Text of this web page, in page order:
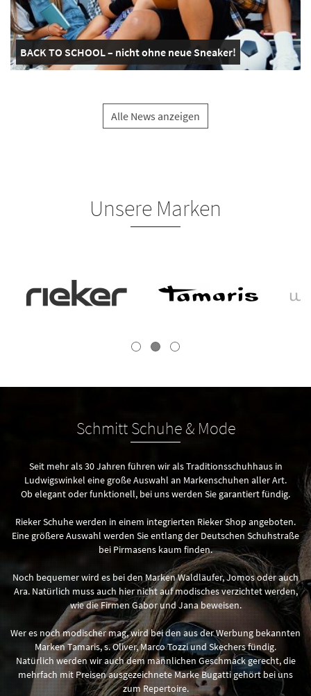
BACK TO SCHOOL – nicht ohne neue Sneaker!
Alle News anzeigen
Unsere Marken
Schmitt Schuhe & Mode
Seit mehr als 30 Jahren führen wir als Traditionsschuhhaus in
Ludwigswinkel eine große Auswahl an Markenschuhen aller Art.
Ob elegant oder funktionell, bei uns werden Sie garantiert fündig.
Rieker Schuhe werden in einem integrierten Rieker Shop angeboten.
Eine größere Auswahl werden Sie entlang der Deutschen Schuhstraße
bei Pirmasens kaum finden.
Noch bequemer wird es bei den Marken Waldläufer, Jomos oder auch
Ara. Natürlich muss auch hier nicht auf modisches verzichtet werden,
wie die Firmen Gabor und Jana beweisen.
Wer es noch modischer mag, wird bei den aus der Werbung bekannten
Marken Tamaris, s. Oliver, Marco Tozzi und Skechers fündig.
Natürlich werden wir auch dem männlichen Geschmack gerecht, die
mehrfach mit Preisen ausgezeichnete Marke Bugatti gehört bei uns
zum Repertoire.